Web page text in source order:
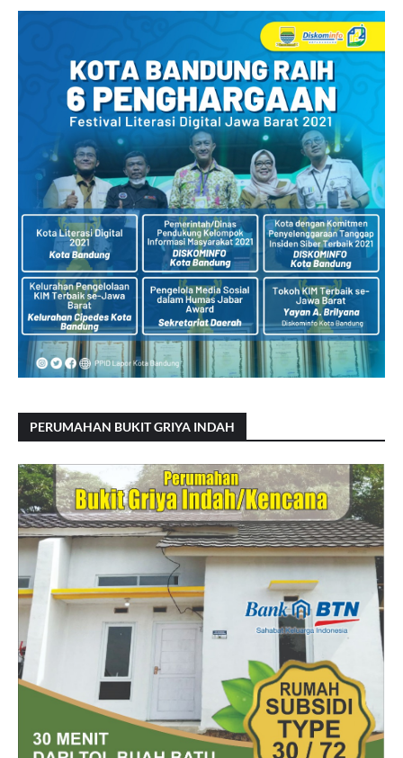
PERUMAHAN BUKIT GRIYA INDAH